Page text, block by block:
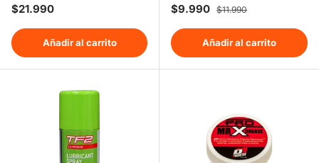
Precio normal
$21.990
Añadir al carrito
Precio de venta
$9.990 Precio normal
$11.990
Añadir al carrito